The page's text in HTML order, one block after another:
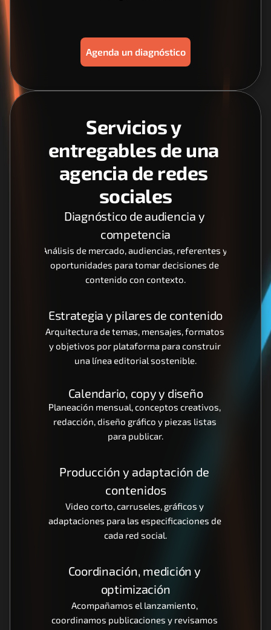
Agenda un diagnóstico
Servicios y
entregables de una
agencia de redes
sociales
Diagnóstico de audiencia y
competencia
Análisis de mercado, audiencias, referentes y
oportunidades para tomar decisiones de
contenido con contexto.
Estrategia y pilares de contenido
Arquitectura de temas, mensajes, formatos
y objetivos por plataforma para construir
una línea editorial sostenible.
Calendario, copy y diseño
Planeación mensual, conceptos creativos,
redacción, diseño gráfico y piezas listas
para publicar.
Producción y adaptación de
contenidos
Video corto, carruseles, gráficos y
adaptaciones para las especificaciones de
cada red social.
Coordinación, medición y
optimización
Acompañamos el lanzamiento,
coordinamos publicaciones y revisamos